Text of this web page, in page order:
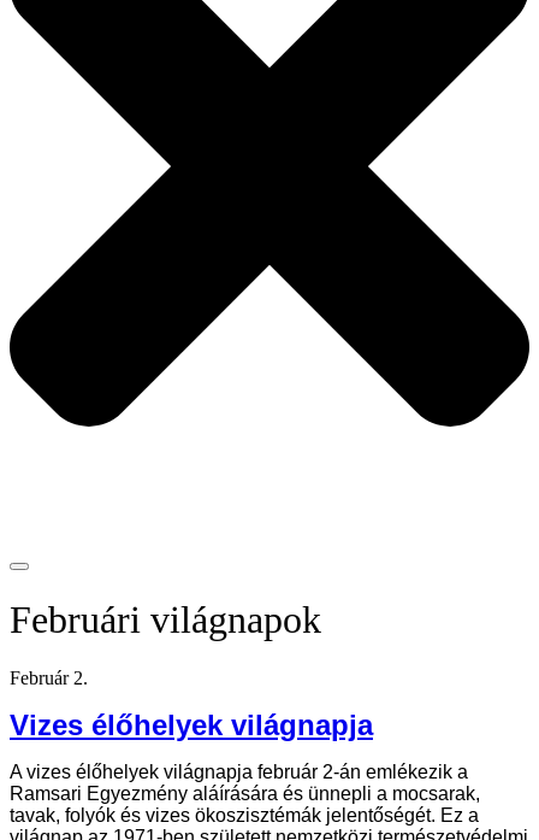
Februári világnapok
Február 2.
Vizes élőhelyek világnapja
A vizes élőhelyek világnapja február 2-án emlékezik a
Ramsari Egyezmény aláírására és ünnepli a mocsarak,
tavak, folyók és vizes ökoszisztémák jelentőségét. Ez a